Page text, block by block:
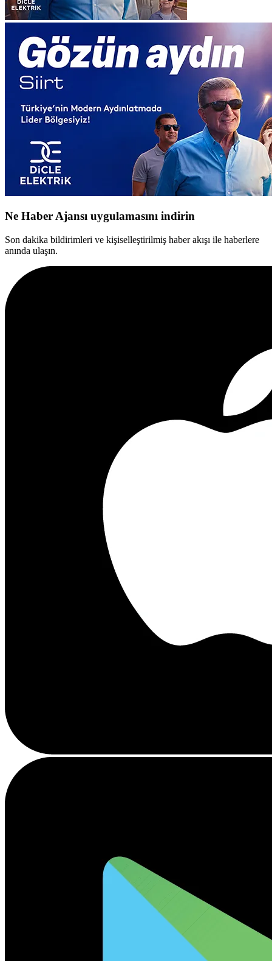
Ne Haber Ajansı uygulamasını indirin
Son dakika bildirimleri ve kişiselleştirilmiş haber akışı ile haberlere
anında ulaşın.